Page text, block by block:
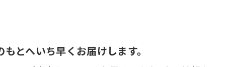
とへいち早くお届けします。